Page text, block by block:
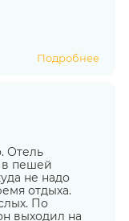
Подробнее
Отель
в пешей
не надо
отдыха.
По
выходил на